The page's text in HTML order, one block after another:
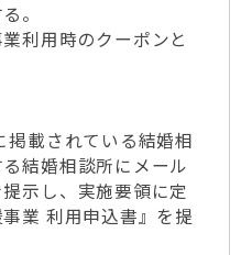
。
利用時のクーポンと
載されている結婚相
結婚相談所にメール
示し、実施要領に定
業 利用申込書』を提